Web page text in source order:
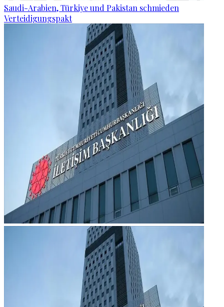
Saudi-Arabien, Türkiye und Pakistan schmieden
Verteidigungspakt